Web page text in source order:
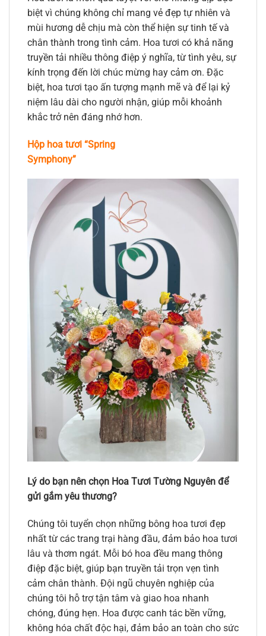
biệt vì chúng không chỉ mang vẻ đẹp tự nhiên và
mùi hương dễ chịu mà còn thể hiện sự tinh tế và
chân thành trong tình cảm. Hoa tươi có khả năng
truyền tải nhiều thông điệp ý nghĩa, từ tình yêu, sự
kính trọng đến lời chúc mừng hay cảm ơn. Đặc
biệt, hoa tươi tạo ấn tượng mạnh mẽ và để lại kỷ
niệm lâu dài cho người nhận, giúp mỗi khoảnh
khắc trở nên đáng nhớ hơn.
Hộp hoa tươi “Spring
Symphony”
Lý do bạn nên chọn Hoa Tươi Tường Nguyên để
gửi gắm yêu thương?
Chúng tôi tuyển chọn những bông hoa tươi đẹp
nhất từ các trang trại hàng đầu, đảm bảo hoa tươi
lâu và thơm ngát. Mỗi bó hoa đều mang thông
điệp đặc biệt, giúp bạn truyền tải trọn vẹn tình
cảm chân thành. Đội ngũ chuyên nghiệp của
chúng tôi hỗ trợ tận tâm và giao hoa nhanh
chóng, đúng hẹn. Hoa được canh tác bền vững,
không hóa chất độc hại, đảm bảo an toàn cho sức